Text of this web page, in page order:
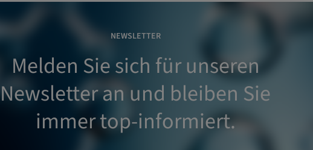
NEWSLETTER
Melden Sie sich für unseren
Newsletter an und bleiben Sie
immer top-informiert.